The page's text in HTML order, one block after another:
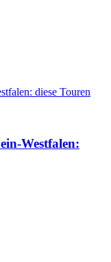
Westfalen: